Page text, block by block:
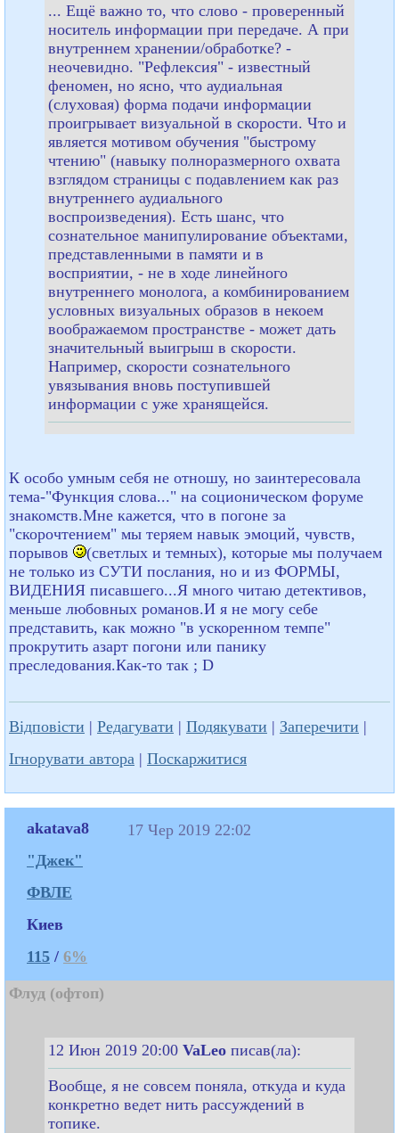
... Ещё важно то, что слово - проверенный
носитель информации при передаче. А при
внутреннем хранении/обработке? -
неочевидно. "Рефлексия" - известный
феномен, но ясно, что аудиальная
(слуховая) форма подачи информации
проигрывает визуальной в скорости. Что и
является мотивом обучения "быстрому
чтению" (навыку полноразмерного охвата
взглядом страницы с подавлением как раз
внутреннего аудиального
воспроизведения). Есть шанс, что
сознательное манипулирование объектами,
представленными в памяти и в
восприятии, - не в ходе линейного
внутреннего монолога, а комбинированием
условных визуальных образов в некоем
воображаемом пространстве - может дать
значительный выигрыш в скорости.
Например, скорости сознательного
увязывания вновь поступившей
информации с уже хранящейся.
К особо умным себя не отношу, но заинтересовала
тема-"Функция слова..." на соционическом форуме
знакомств.Мне кажется, что в погоне за
"скорочтением" мы теряем навык эмоций, чувств,
порывов
(светлых и темных), которые мы получаем
не только из СУТИ послания, но и из ФОРМЫ,
ВИДЕНИЯ писавшего...Я много читаю детективов,
меньше любовных романов.И я не могу себе
представить, как можно "в ускоренном темпе"
прокрутить азарт погони или панику
преследования.Как-то так ; D
Відповісти | Редагувати | Подякувати | Заперечити |
Ігнорувати автора | Поскаржитися
akatava8
"Джек"
ФВЛЕ
Киев
115 / 6%
17 Чер 2019 22:02
Флуд (офтоп)
12 Июн 2019 20:00 VaLeo писав(ла):
Вообще, я не совсем поняла, откуда и куда
конкретно ведет нить рассуждений в
топике.